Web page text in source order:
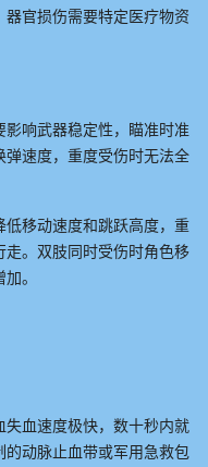
官损伤需要特定医疗物资
响武器稳定性，瞄准时准
弹速度，重度受伤时无法全
低移动速度和跳跃高度，重
走。双肢同时受伤时角色移
。
血速度极快，数十秒内就
动脉止血带或军用急救包